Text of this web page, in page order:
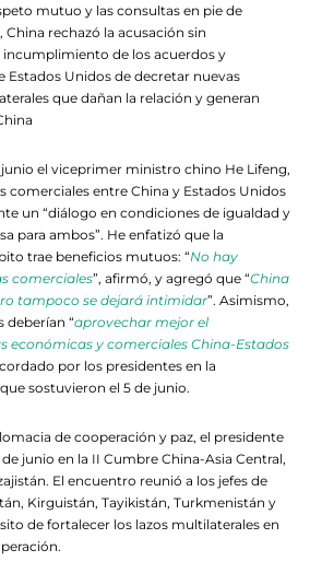
mutuo y las consultas en pie de
China rechazó la acusación sin
de los acuerdos y
Estados Unidos de decretar nuevas
que dañan la relación y generan
junio el viceprimer ministro chino He Lifeng,
comerciales entre China y Estados Unidos
un “diálogo en condiciones de igualdad y
para ambos”. He enfatizó que la
trae beneficios mutuos: “No hay
comerciales”, afirmó, y agregó que “China
tampoco se dejará intimidar”. Asimismo,
deberían “aprovechar mejor el
económicas y comerciales China-Estados
por los presidentes en la
sostuvieron el 5 de junio.
de cooperación y paz, el presidente
junio en la II Cumbre China-Asia Central,
El encuentro reunió a los jefes de
Kirguistán, Tayikistán, Turkmenistán y
de fortalecer los lazos multilaterales en